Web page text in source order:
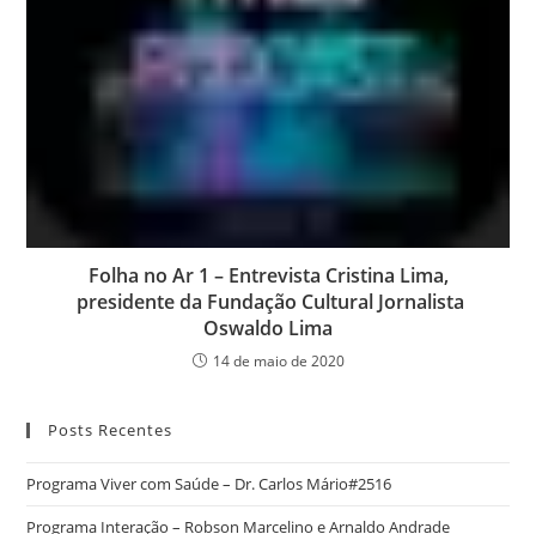
Folha no Ar 1 – Entrevista Cristina Lima,
presidente da Fundação Cultural Jornalista
Oswaldo Lima
14 de maio de 2020
Posts Recentes
Programa Viver com Saúde – Dr. Carlos Mário#2516
Programa Interação – Robson Marcelino e Arnaldo Andrade